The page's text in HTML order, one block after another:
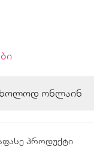
ონლაინ
პროდუქტი